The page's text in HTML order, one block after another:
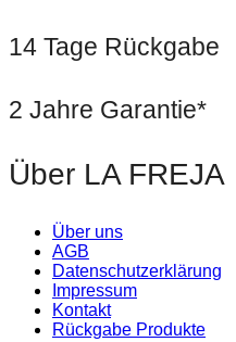
14 Tage Rückgabe
2 Jahre Garantie*
Über LA FREJA
Über uns
AGB
Datenschutzerklärung
Impressum
Kontakt
Rückgabe Produkte